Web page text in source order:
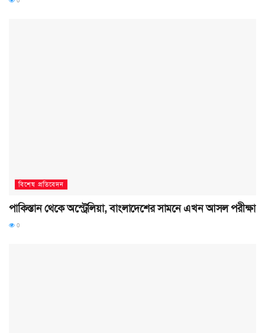
বিশেষ প্রতিবেদন
পাকিস্তান থেকে অস্ট্রেলিয়া, বাংলাদেশের সামনে এখন আসল পরীক্ষা
0